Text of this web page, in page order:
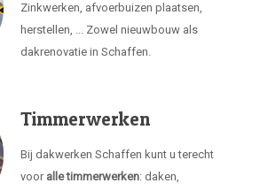
Zinkwerken, afvoerbuizen plaatsen,
herstellen, ... Zowel nieuwbouw als
dakrenovatie in Schaffen.
Timmerwerken
Bij dakwerken Schaffen kunt u terecht
voor alle timmerwerken: daken,